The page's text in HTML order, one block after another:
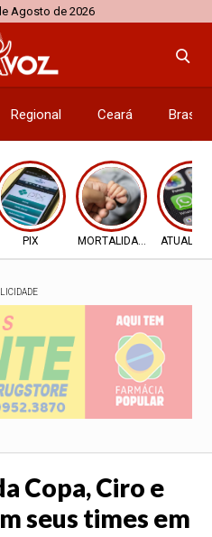
Agosto de 2026
Regional Ceará Brasil
PIX MORTALIDADE INFANTIL
Copa, Ciro e
seus times em